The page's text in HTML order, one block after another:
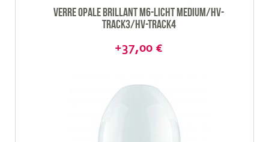
Verre opale brillant M6-Licht Medium/HV-
Track3/HV-track4
+37,00 €